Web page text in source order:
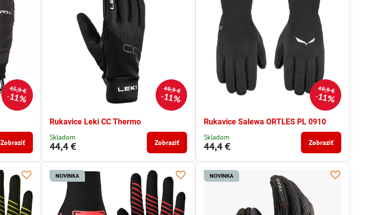
45,9 €
11%
Zobraziť
49,9 €
11%
Rukavice Leki CC Thermo
Skladom
44,4 € Zobraziť
49,9 €
11%
Rukavice Salewa ORTLES PL 0910
Skladom
44,4 € Zobraziť
NOVINKA NOVINKA